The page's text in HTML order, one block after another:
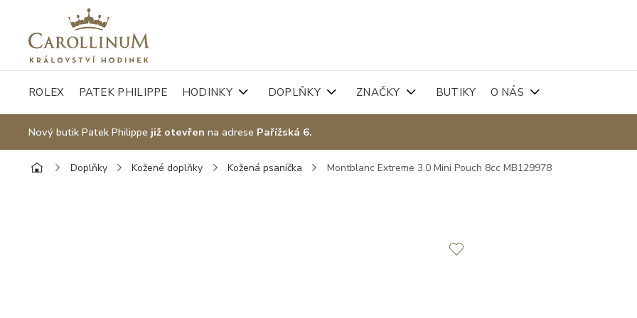
ROLEX PATEK PHILIPPE HODINKY DOPLŇKY ZNAČKY BUTIKY O NÁS
Nový butik Patek Philippe již otevřen na adrese Pařížská 6.
Doplňky Kožené doplňky Kožená psaníčka Montblanc Extreme 3.0 Mini Pouch 8cc MB129978